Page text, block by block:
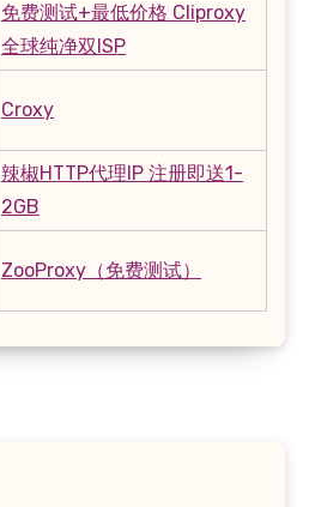
免费测试+最低价格 Cliproxy
全球纯净双ISP
Croxy
辣椒HTTP代理IP 注册即送1-
2GB
ZooProxy（免费测试）